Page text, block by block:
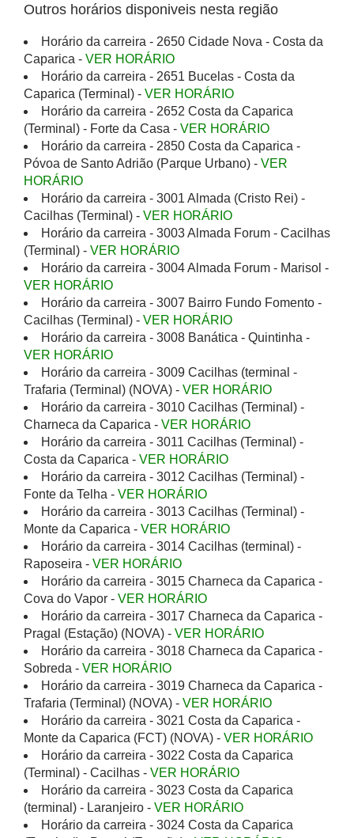
Outros horários disponiveis nesta região
Horário da carreira - 2650 Cidade Nova - Costa da
Caparica - VER HORÁRIO
Horário da carreira - 2651 Bucelas - Costa da
Caparica (Terminal) - VER HORÁRIO
Horário da carreira - 2652 Costa da Caparica
(Terminal) - Forte da Casa - VER HORÁRIO
Horário da carreira - 2850 Costa da Caparica -
Póvoa de Santo Adrião (Parque Urbano) - VER
HORÁRIO
Horário da carreira - 3001 Almada (Cristo Rei) -
Cacilhas (Terminal) - VER HORÁRIO
Horário da carreira - 3003 Almada Forum - Cacilhas
(Terminal) - VER HORÁRIO
Horário da carreira - 3004 Almada Forum - Marisol -
VER HORÁRIO
Horário da carreira - 3007 Bairro Fundo Fomento -
Cacilhas (Terminal) - VER HORÁRIO
Horário da carreira - 3008 Banática - Quintinha -
VER HORÁRIO
Horário da carreira - 3009 Cacilhas (terminal -
Trafaria (Terminal) (NOVA) - VER HORÁRIO
Horário da carreira - 3010 Cacilhas (Terminal) -
Charneca da Caparica - VER HORÁRIO
Horário da carreira - 3011 Cacilhas (Terminal) -
Costa da Caparica - VER HORÁRIO
Horário da carreira - 3012 Cacilhas (Terminal) -
Fonte da Telha - VER HORÁRIO
Horário da carreira - 3013 Cacilhas (Terminal) -
Monte da Caparica - VER HORÁRIO
Horário da carreira - 3014 Cacilhas (terminal) -
Raposeira - VER HORÁRIO
Horário da carreira - 3015 Charneca da Caparica -
Cova do Vapor - VER HORÁRIO
Horário da carreira - 3017 Charneca da Caparica -
Pragal (Estação) (NOVA) - VER HORÁRIO
Horário da carreira - 3018 Charneca da Caparica -
Sobreda - VER HORÁRIO
Horário da carreira - 3019 Charneca da Caparica -
Trafaria (Terminal) (NOVA) - VER HORÁRIO
Horário da carreira - 3021 Costa da Caparica -
Monte da Caparica (FCT) (NOVA) - VER HORÁRIO
Horário da carreira - 3022 Costa da Caparica
(Terminal) - Cacilhas - VER HORÁRIO
Horário da carreira - 3023 Costa da Caparica
(terminal) - Laranjeiro - VER HORÁRIO
Horário da carreira - 3024 Costa da Caparica